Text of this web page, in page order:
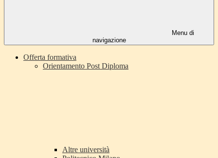
Menu di
navigazione
Offerta formativa
Orientamento Post Diploma
Altre università